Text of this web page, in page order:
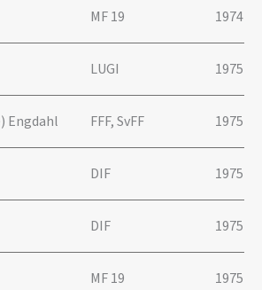
MF 19 1974
LUGI 1975
Engdahl FFF, SvFF 1975
DIF 1975
DIF 1975
MF 19 1975